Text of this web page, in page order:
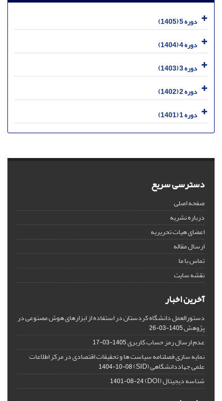
دوره 5 (1405)
دوره 4 (1404)
دوره 3 (1403)
دوره 2 (1402)
دوره 1 (1401)
دسترسی سریع
صفحه اصلی
درباره نشریه
اعضای هیات تحریریه
ارسال مقاله
تماس با ما
نقشه سایت
آخرین اخبار
دستورالعمل دانشگاه کردستان در استفاده از ابزارهای هوش مصنوعی در
پژوهش1405-03-26
عدم ارسال رمز حساب کاربری1405-03-17
نمایه سازی فصلنامه سیاست ها و تحقیقات اقتصادی در مرکز اطلاعات
علمی جهاددانشگاهی (SID) 1404-10-08
شناسه دیجیتال (DOI) 1401-08-24